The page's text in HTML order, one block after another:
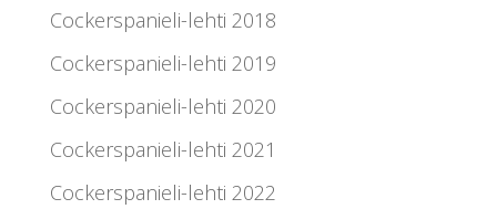
Cockerspanieli-lehti 2018
Cockerspanieli-lehti 2019
Cockerspanieli-lehti 2020
Cockerspanieli-lehti 2021
Cockerspanieli-lehti 2022